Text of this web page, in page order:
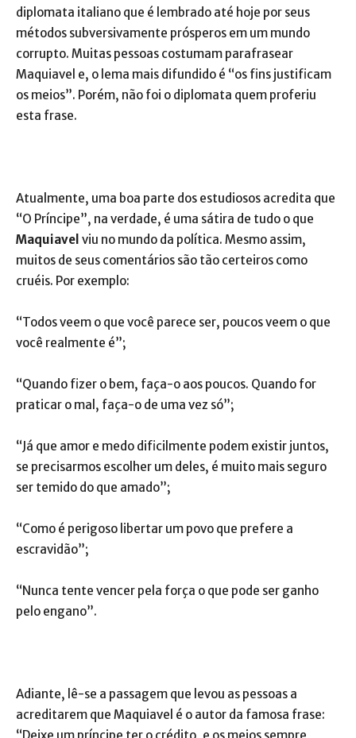
diplomata italiano que é lembrado até hoje por seus
métodos subversivamente prósperos em um mundo
corrupto. Muitas pessoas costumam parafrasear
Maquiavel e, o lema mais difundido é “os fins justificam
os meios”. Porém, não foi o diplomata quem proferiu
esta frase.
Atualmente, uma boa parte dos estudiosos acredita que
“O Príncipe”, na verdade, é uma sátira de tudo o que
Maquiavel viu no mundo da política. Mesmo assim,
muitos de seus comentários são tão certeiros como
cruéis. Por exemplo:
“Todos veem o que você parece ser, poucos veem o que
você realmente é”;
“Quando fizer o bem, faça-o aos poucos. Quando for
praticar o mal, faça-o de uma vez só”;
“Já que amor e medo dificilmente podem existir juntos,
se precisarmos escolher um deles, é muito mais seguro
ser temido do que amado”;
“Como é perigoso libertar um povo que prefere a
escravidão”;
“Nunca tente vencer pela força o que pode ser ganho
pelo engano”.
Adiante, lê-se a passagem que levou as pessoas a
acreditarem que Maquiavel é o autor da famosa frase: